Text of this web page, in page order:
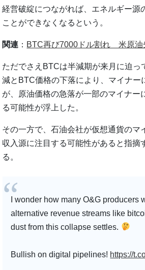
経営破綻につながれば、エネルギー源
ことができなくなるという。
関連 ： BTC再び7000ドル割れ 米原油
ただでさえBTCは半減期が来月に迫っ
減とBTC価格の下落により、マイナー
が、原油価格の急落が一部のマイナー
る可能性が浮上した。
その一方で、石油会社が仮想通貨のマ
収入源に注目する可能性があると指摘
る。
I wonder how many O&G producers
alternative revenue streams like
dust from this collapse settles.
Bullish on digital pipelines! https://